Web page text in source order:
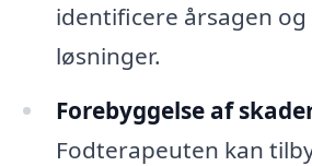
identificere årsagen
løsninger.
Forebyggelse af
Fodterapeuten kan